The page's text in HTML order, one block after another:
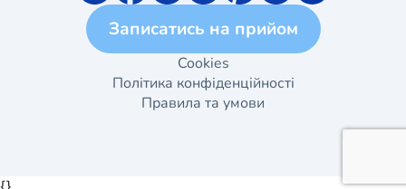
Записатись на прийом
Cookies
Політика конфіденційності
Правила та умови